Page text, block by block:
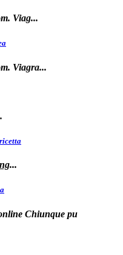
Viag...
Viagra...
...
Chiunque pu